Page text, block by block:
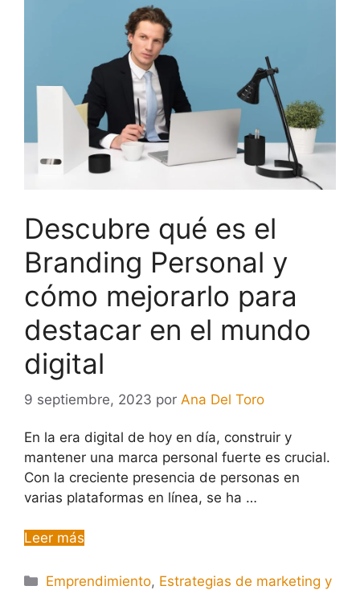
Descubre qué es el
Branding Personal y
cómo mejorarlo para
destacar en el mundo
digital
9 septiembre, 2023 por Ana Del Toro
En la era digital de hoy en día, construir y
mantener una marca personal fuerte es crucial.
Con la creciente presencia de personas en
varias plataformas en línea, se ha …
Leer más
Emprendimiento, Estrategias de marketing y